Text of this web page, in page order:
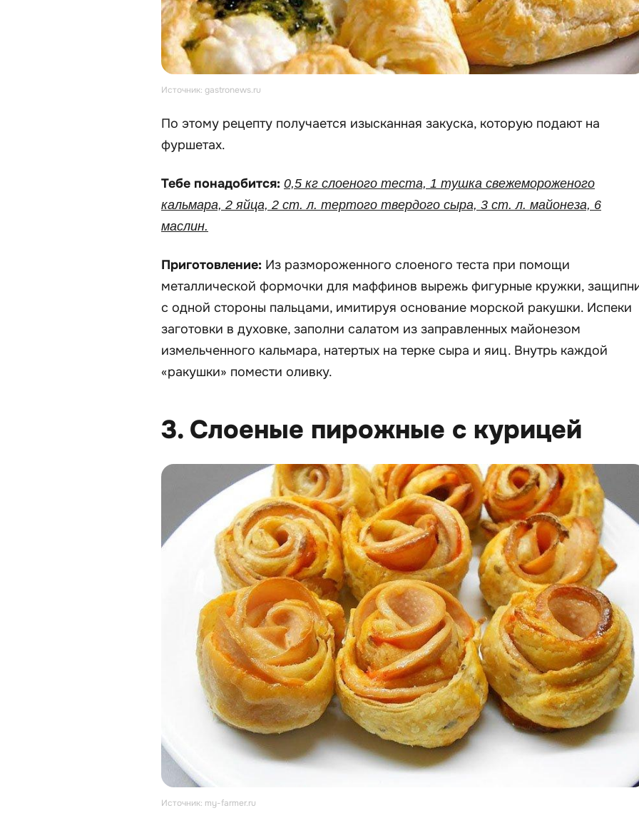
Источник: gastronews.ru
По этому рецепту получается изысканная закуска, которую подают на
фуршетах.
Тебе понадобится: 0,5 кг слоеного теста, 1 тушка свежемороженого
кальмара, 2 яйца, 2 ст. л. тертого твердого сыра, 3 ст. л. майонеза, 6
маслин.
Приготовление: Из размороженного слоеного теста при помощи
металлической формочки для маффинов вырежь фигурные кружки,
с одной стороны пальцами, имитируя основание морской ракушки. Испеки
заготовки в духовке, заполни салатом из заправленных майонезом
измельченного кальмара, натертых на терке сыра и яиц. Внутрь каждой
«ракушки» помести оливку.
3. Слоеные пирожные с курицей
Источник: my-farmer.ru